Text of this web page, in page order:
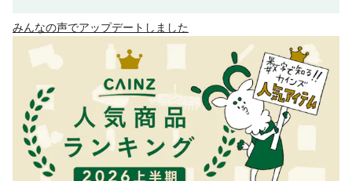
みんなの声でアップデートしました